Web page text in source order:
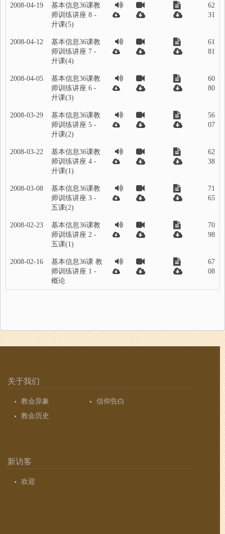
2008-04-19
基本信息36课教
师训练讲座 8 -
廾课(5)
62
31
2008-04-12
基本信息36课教
师训练讲座 7 -
廾课(4)
61
81
2008-04-05
基本信息36课教
师训练讲座 6 -
廾课(3)
60
80
2008-03-29
基本信息36课教
师训练讲座 5 -
廾课(2)
56
07
2008-03-22
基本信息36课教
师训练讲座 4 -
廾课(1)
62
38
2008-03-08
基本信息36课教
师训练讲座 3 -
五课(2)
71
65
2008-02-23
基本信息36课教
师训练讲座 2 -
五课(1)
70
98
2008-02-16
基本信息36课 教
师训练讲座 1 -
概论
67
08
关于我们
教会异象
信仰告白
教会历史
新访客
欢迎